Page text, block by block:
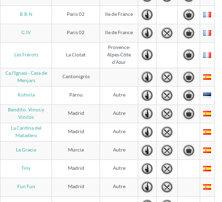
B.B.N Paris 02 Ile de France
G.IV Paris 02 Ile de France
Les Frérots La Ciotat
Provence-
Alpes-Côte
d'Azur
Ca l'Ignasi - Casa de
Menjars
Cantonigròs
Kohvila Pärnu Autre
Bendito. Vinos y
Vinilos
Madrid Autre
La Cantina del
Matadero
Madrid Autre
La Gracia Murcia Autre
Tiny Madrid Autre
Fun Fun Madrid Autre